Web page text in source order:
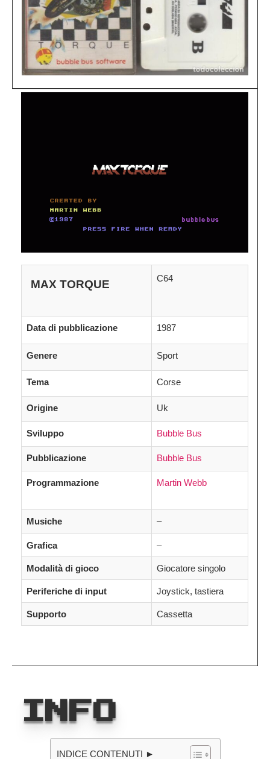
MAX TORQUE C64
Data di pubblicazione 1987
Genere Sport
Tema Corse
Origine Uk
Sviluppo Bubble Bus
Pubblicazione Bubble Bus
Programmazione Martin Webb
Musiche –
Grafica –
Modalità di gioco Giocatore singolo
Periferiche di input Joystick, tastiera
Supporto Cassetta
INFO
INDICE CONTENUTI ►